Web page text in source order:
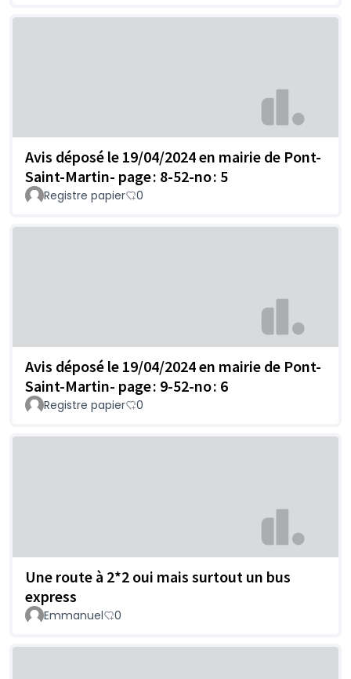
Avis déposé le 19/04/2024 en mairie de Pont-
Saint-Martin- page : 8-52-no : 5
Registre papier 0
Avis déposé le 19/04/2024 en mairie de Pont-
Saint-Martin- page : 9-52-no : 6
Registre papier 0
Une route à 2*2 oui mais surtout un bus
express
Emmanuel 0